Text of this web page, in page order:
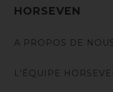
HORSEVEN
A PROPOS DE
L'ÉQUIPE